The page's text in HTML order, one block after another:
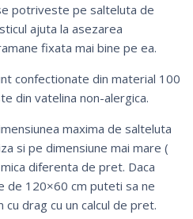
potriveste pe salteluta de
ajuta la asezarea
fixata mai bine pe ea.
confectionate din material 100
din vatelina non-alergica.
maxima de salteluta
si pe dimensiune mai mare (
diferenta de pret. Daca
de 120×60 cm puteti sa ne
drag cu un calcul de pret.